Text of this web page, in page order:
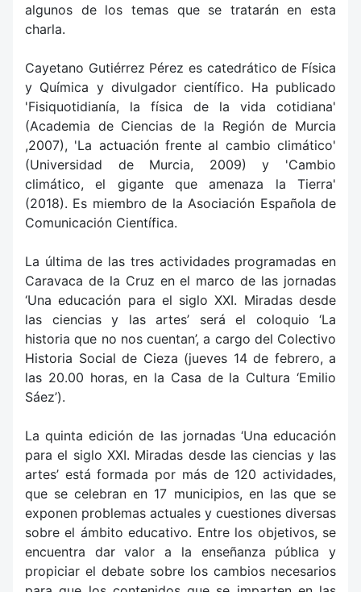
algunos de los temas que se tratarán en esta
charla.
Cayetano Gutiérrez Pérez es catedrático de Física
y Química y divulgador científico. Ha publicado
'Fisiquotidianía, la física de la vida cotidiana'
(Academia de Ciencias de la Región de Murcia
,2007), 'La actuación frente al cambio climático'
(Universidad de Murcia, 2009) y 'Cambio
climático, el gigante que amenaza la Tierra'
(2018). Es miembro de la Asociación Española de
Comunicación Científica.
La última de las tres actividades programadas en
Caravaca de la Cruz en el marco de las jornadas
‘Una educación para el siglo XXI. Miradas desde
las ciencias y las artes’ será el coloquio ‘La
historia que no nos cuentan’, a cargo del Colectivo
Historia Social de Cieza (jueves 14 de febrero, a
las 20.00 horas, en la Casa de la Cultura ‘Emilio
Sáez’).
La quinta edición de las jornadas ‘Una educación
para el siglo XXI. Miradas desde las ciencias y las
artes’ está formada por más de 120 actividades,
que se celebran en 17 municipios, en las que se
exponen problemas actuales y cuestiones diversas
sobre el ámbito educativo. Entre los objetivos, se
encuentra dar valor a la enseñanza pública y
propiciar el debate sobre los cambios necesarios